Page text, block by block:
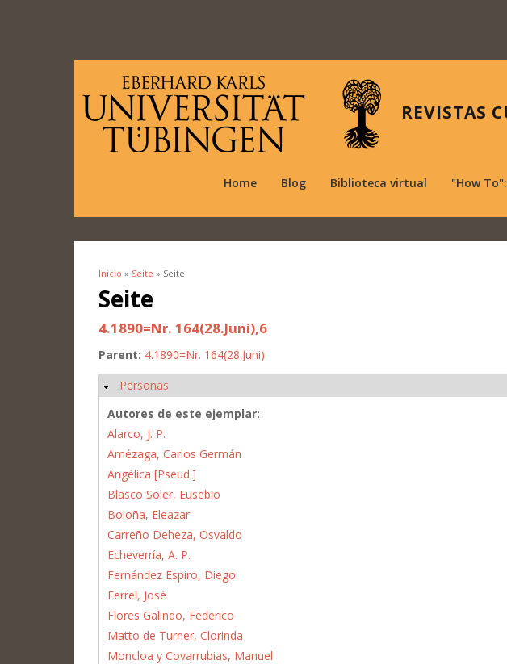
REVISTAS
Home Blog Biblioteca virtual "How
Se encuentra usted aquí
Inicio » Seite » Seite
Seite
4.1890=Nr. 164(28.Juni),6
Parent: 4.1890=Nr. 164(28.Juni)
Ocultar
Personas
Autores de este ejemplar:
Alarco, J. P.
Amézaga, Carlos Germán
Angélica [Pseud.]
Blasco Soler, Eusebio
Boloña, Eleazar
Carreño Deheza, Osvaldo
Echeverría, A. P.
Fernández Espiro, Diego
Ferrel, José
Flores Galindo, Federico
Matto de Turner, Clorinda
Moncloa y Covarrubias, Manuel